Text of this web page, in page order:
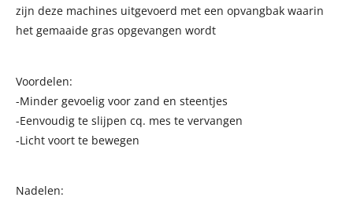
zijn deze machines uitgevoerd met een opvangbak waarin
het gemaaide gras opgevangen wordt
Voordelen:
-Minder gevoelig voor zand en steentjes
-Eenvoudig te slijpen cq. mes te vervangen
-Licht voort te bewegen
Nadelen: